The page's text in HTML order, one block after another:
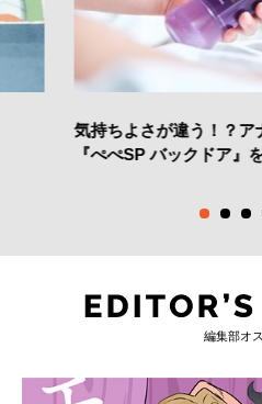
気持ちよさが違う！？ア
『ぺぺSP バックドア』
編集部オ